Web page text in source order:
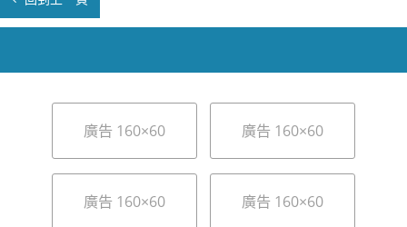
廣告 160×60 廣告 160×60
廣告 160×60 廣告 160×60